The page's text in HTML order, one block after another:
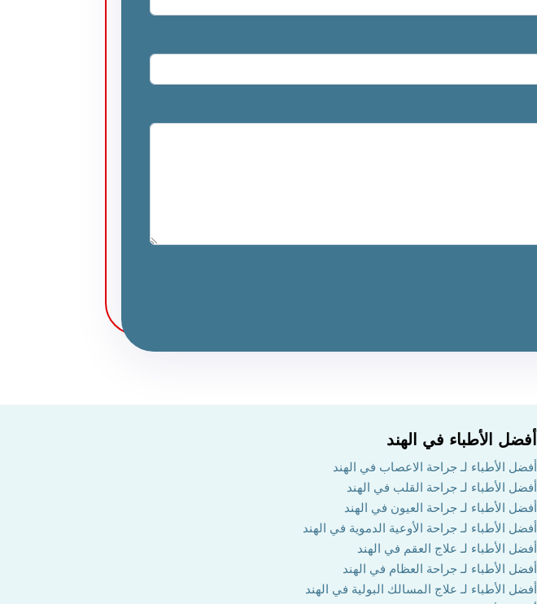
أفضل الأطباء في الهند
أفضل الأطباء لـ جراحة الاعصاب في الهند
أفضل الأطباء لـ جراحة القلب في الهند
أفضل الأطباء لـ جراحة العيون في الهند
أفضل الأطباء لـ جراحة الأوعية الدموية في الهند
أفضل الأطباء لـ علاج العقم في الهند
أفضل الأطباء لـ جراحة العظام في الهند
أفضل الأطباء لـ علاج المسالك البولية في الهند